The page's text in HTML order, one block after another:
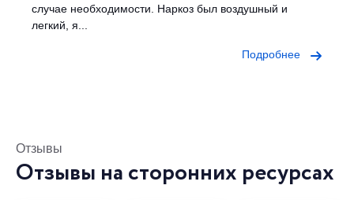
случае необходимости. Наркоз был воздушный и
легкий, я...
Подробнее
Отзывы
Отзывы на сторонних ресурсах